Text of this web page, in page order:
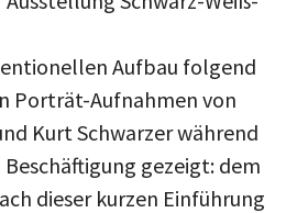
Aufbau folgend
Porträt-Aufnahmen von
Kurt Schwarzer während
gezeigt: dem
dieser kurzen Einführung